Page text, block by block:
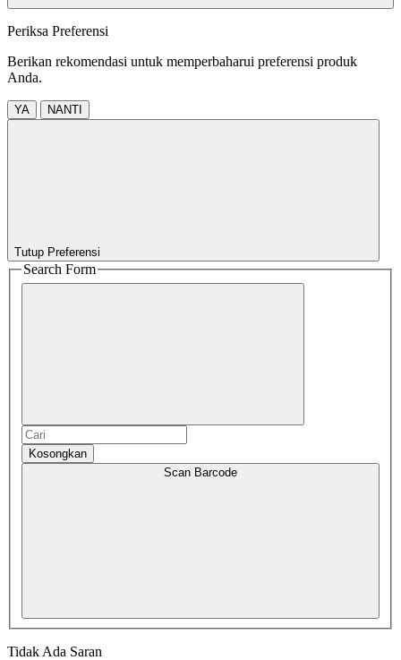
Periksa Preferensi
Berikan rekomendasi untuk memperbaharui preferensi produk
Anda.
YA NANTI
Tutup Preferensi
Search Form
Kosongkan
Scan Barcode
Tidak Ada Saran